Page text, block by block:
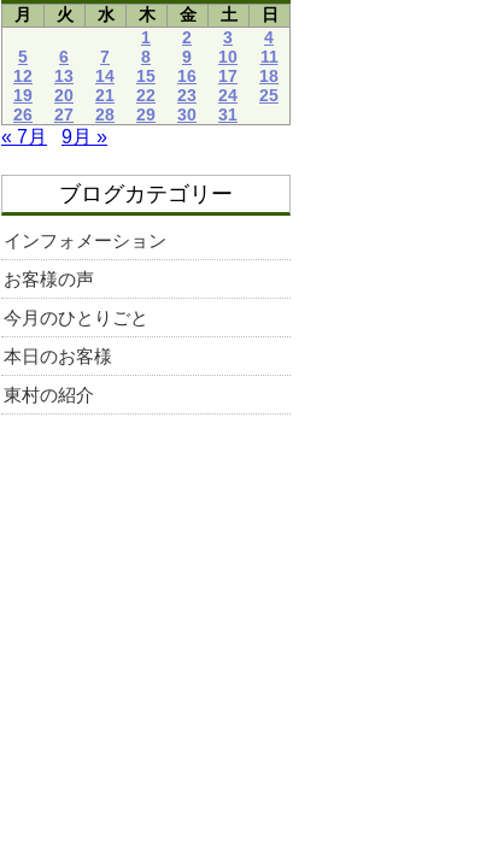
月
火 水 木 金 土
日
1
2 3
4
5
6 7 8 9 10
11
12
13 14 15 16 17
18
19
20 21 22 23 24
25
26
27 28 29 30 31
« 7月 9月 »
ブログカテゴリー
インフォメーション
お客様の声
今月のひとりごと
本日のお客様
東村の紹介